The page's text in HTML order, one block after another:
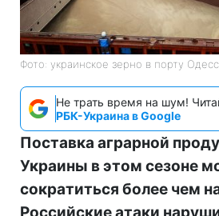
Фото: украинское зерно в порту
Не трать время на шум!
РБК-Украина в Google
Поставка аграрной
Украины в этом сезоне
сократиться более чем
Российские атаки